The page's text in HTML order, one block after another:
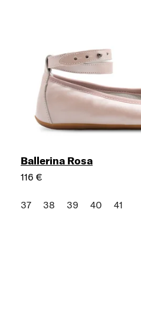
Ballerina Rosa
116 €
37 38 39 40 41